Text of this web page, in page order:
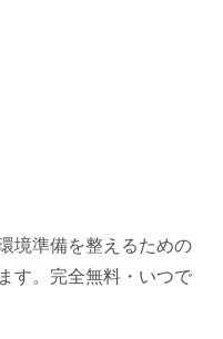
境準備を整えるための
す。完全無料・いつで